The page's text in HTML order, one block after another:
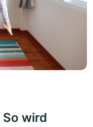
wird